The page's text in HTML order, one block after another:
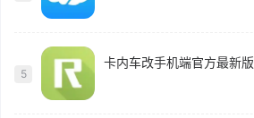
5
卡内车改手机端官方最新版